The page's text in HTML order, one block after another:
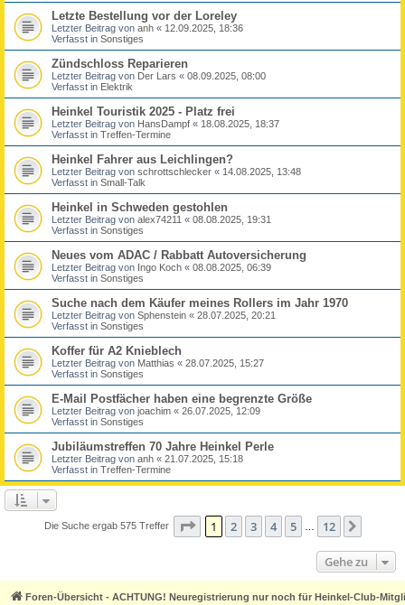
Letzte Bestellung vor der Loreley
Letzter Beitrag von anh « 12.09.2025, 18:36
Verfasst in Sonstiges
Zündschloss Reparieren
Letzter Beitrag von Der Lars « 08.09.2025, 08:00
Verfasst in Elektrik
Heinkel Touristik 2025 - Platz frei
Letzter Beitrag von HansDampf « 18.08.2025, 18:37
Verfasst in Treffen-Termine
Heinkel Fahrer aus Leichlingen?
Letzter Beitrag von schrottschlecker « 14.08.2025, 13:48
Verfasst in Small-Talk
Heinkel in Schweden gestohlen
Letzter Beitrag von alex74211 « 08.08.2025, 19:31
Verfasst in Sonstiges
Neues vom ADAC / Rabbatt Autoversicherung
Letzter Beitrag von Ingo Koch « 08.08.2025, 06:39
Verfasst in Sonstiges
Suche nach dem Käufer meines Rollers im Jahr 1970
Letzter Beitrag von Sphenstein « 28.07.2025, 20:21
Verfasst in Sonstiges
Koffer für A2 Knieblech
Letzter Beitrag von Matthias « 28.07.2025, 15:27
Verfasst in Sonstiges
E-Mail Postfächer haben eine begrenzte Größe
Letzter Beitrag von joachim « 26.07.2025, 12:09
Verfasst in Sonstiges
Jubiläumstreffen 70 Jahre Heinkel Perle
Letzter Beitrag von anh « 21.07.2025, 15:18
Verfasst in Treffen-Termine
Die Suche ergab 575 Treffer Seite 1von 12
1 2 3 4 5 12
Gehe zu
Foren-Übersicht - ACHTUNG! Neuregistrierung nur noch für Heinkel-Club-